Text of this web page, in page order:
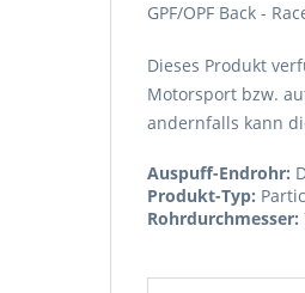
GPF/OPF Back -
Dieses Produkt
Motorsport bzw.
andernfalls kann
Auspuff-Endrohr:
Produkt-Typ:
Rohrdurchmesser: